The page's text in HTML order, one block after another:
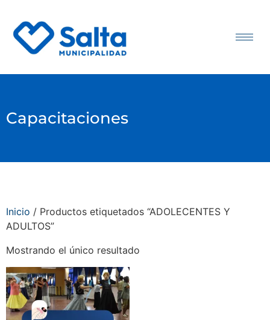
Capacitaciones
Inicio / Productos etiquetados “ADOLECENTES Y
ADULTOS”
Mostrando el único resultado